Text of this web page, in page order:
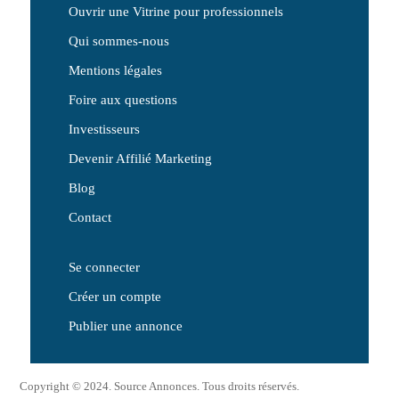
Ouvrir une Vitrine pour professionnels
Qui sommes-nous
Mentions légales
Foire aux questions
Investisseurs
Devenir Affilié Marketing
Blog
Contact
Se connecter
Créer un compte
Publier une annonce
Copyright © 2024. Source Annonces. Tous droits réservés.